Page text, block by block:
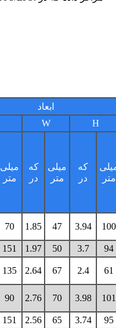
ابعاد
W H
میلی
متر
که
در
میلی
متر
که
در
متر
70 1.85 47 3.94 100
151 1.97 50 3.7
94
135 2.64 67 2.4 61
90 2.76 70 3.98 101
151 2.56 65 3.74
95